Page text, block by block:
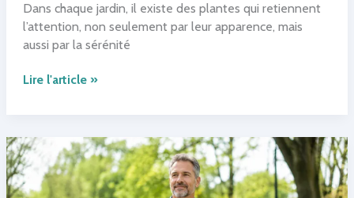
Dans chaque jardin, il existe des plantes qui retiennent
l’attention, non seulement par leur apparence, mais
aussi par la sérénité
Oranger
:
comment
cultiver
cet
Lire l'article »